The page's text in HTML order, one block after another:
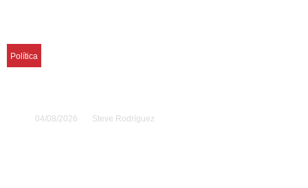
Política
04/08/2026 Steve Rodríguez